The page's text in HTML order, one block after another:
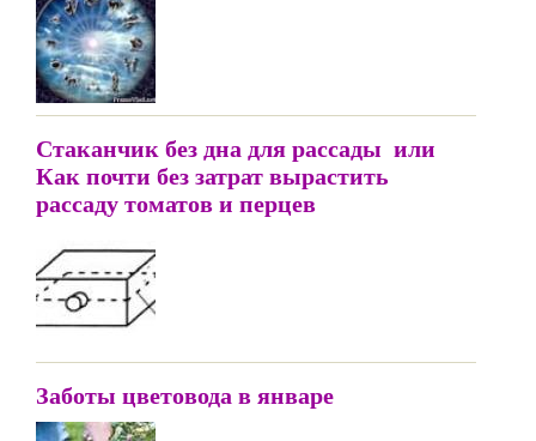
Стаканчик без дна для рассады или
Как почти без затрат вырастить
рассаду томатов и перцев
Заботы цветовода в январе